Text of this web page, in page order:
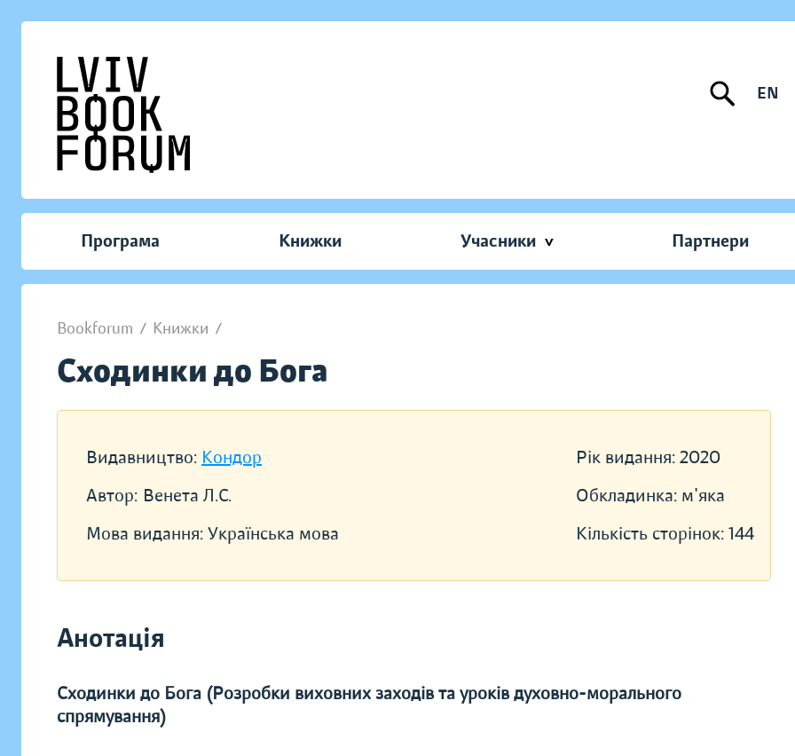
EN
Програма Книжки Учасники Партнери
Bookforum / Книжки /
Сходинки до Бога
Видавництво: Кондор
Автор: Венета Л.С.
Мова видання: Українська мова
Рік видання: 2020
Обкладинка: м'яка
Кількість сторінок: 144
Анотація
Сходинки до Бога (Розробки виховних заходів та уроків духовно-морального
спрямування)